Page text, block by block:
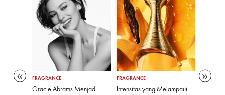
FRAGRANCE
Gracie Abrams Menjadi
FRAGRANCE
Intensitas yang Melampaui